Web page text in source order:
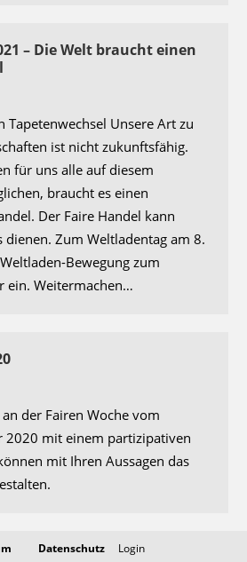
– Die Welt braucht einen
Tapetenwechsel Unsere Art zu
ist nicht zukunftsfähig.
für uns alle auf diesem
braucht es einen
Der Faire Handel kann
dienen. Zum Weltladentag am 8.
Bewegung zum
ein. Weitermachen…
der Fairen Woche vom
2020 mit einem partizipativen
mit Ihren Aussagen das
Datenschutz Login